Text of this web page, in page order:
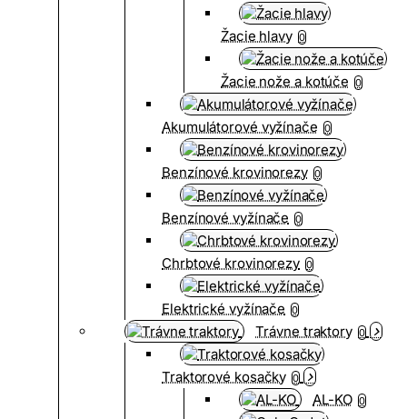
Žacie hlavy 0
Žacie nože a kotúče 0
Akumulátorové vyžínače 0
Benzínové krovinorezy 0
Benzínové vyžínače 0
Chrbtové krovinorezy 0
Elektrické vyžínače 0
Trávne traktory 0
Traktorové kosačky 0
AL-KO 0